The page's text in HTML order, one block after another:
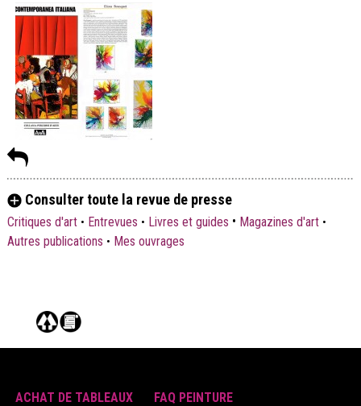
Consulter toute la revue de presse
Critiques d'art • Entrevues • Livres et guides • Magazines d'art•
Autres publications • Mes ouvrages
ACHAT DE TABLEAUX
FAQ PEINTURE